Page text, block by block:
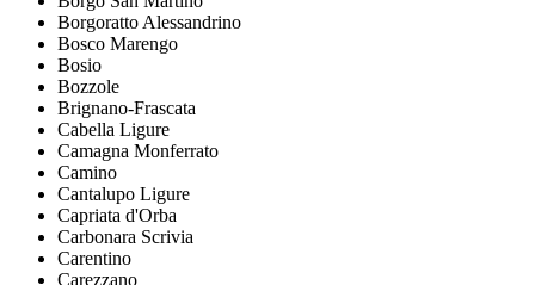
Borgoratto Alessandrino
Bosco Marengo
Bosio
Bozzole
Brignano-Frascata
Cabella Ligure
Camagna Monferrato
Camino
Cantalupo Ligure
Capriata d'Orba
Carbonara Scrivia
Carentino
Carezzano